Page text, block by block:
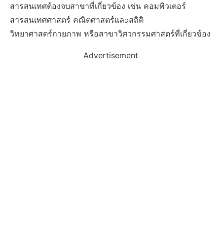
สารสนเทศต้องจบสาขาที่เกี่ยวข้อง เช่น คอมพิวเตอร์
สารสนเทศศาสตร์ คณิตศาสตร์และสถิติ
วิทยาศาสตร์กายภาพ หรือสาขาวิศวกรรมศาสตร์ที่เกี่ยวข้อง
Advertisement